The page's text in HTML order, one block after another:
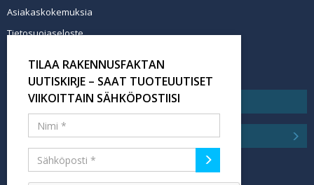
Asiakaskokemuksia
Tietosuojaseloste
Tilaa uutiskirje
TILAA RAKENNUSFAKTAN
UUTISKIRJE – SAAT TUOTEUUTISET
VIIKOITTAIN SÄHKÖPOSTIISI